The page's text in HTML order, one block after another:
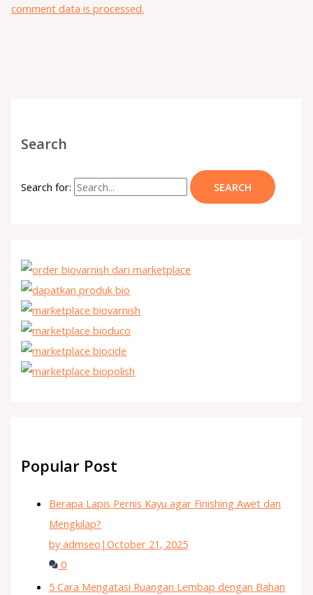
comment data is processed.
Search
Search for:
Popular Post
Berapa Lapis Pernis Kayu agar Finishing Awet dan
Mengkilap?
by admseo |October 21, 2025
0
5 Cara Mengatasi Ruangan Lembap dengan Bahan